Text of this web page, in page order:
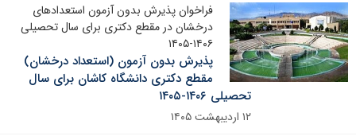
فراخوان پذیرش بدون آزمون استعدادهای
درخشان در مقطع دکتری برای سال تحصیلی
۱۴۰۶-۱۴۰۵
پذیرش بدون آزمون (استعداد درخشان)
مقطع دکتری دانشگاه کاشان برای سال
تحصیلی ۱۴۰۶-۱۴۰۵
۱۲ اردیبهشت ۱۴۰۵